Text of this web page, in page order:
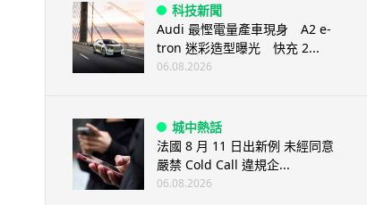
科技新聞
Audi 最慳電量產車現身 A2 e-
tron 迷彩造型曝光 快充 2...
06.08.2026
城中熱話
法國 8 月 11 日出新例 未經同意
嚴禁 Cold Call 違規企...
06.08.2026